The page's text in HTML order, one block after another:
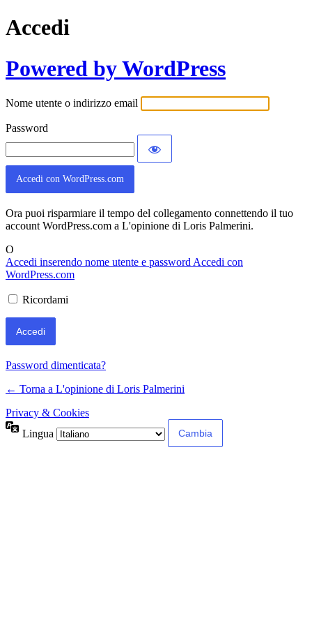
Accedi
Powered by WordPress
Nome utente o indirizzo email
Password
Accedi con WordPress.com
Ora puoi risparmiare il tempo del collegamento connettendo il tuo
account WordPress.com a L'opinione di Loris Palmerini.
O
Accedi inserendo nome utente e password Accedi con
WordPress.com
Ricordami
Password dimenticata?
← Torna a L'opinione di Loris Palmerini
Privacy & Cookies
Lingua